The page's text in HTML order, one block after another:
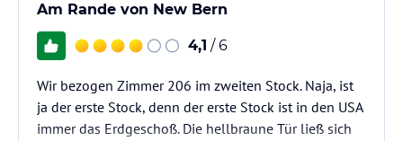
Am Rande von New Bern
4,1 / 6
Wir bezogen Zimmer 206 im zweiten Stock. Naja, ist
ja der erste Stock, denn der erste Stock ist in den USA
immer das Erdgeschoß. Die hellbraune Tür ließ sich